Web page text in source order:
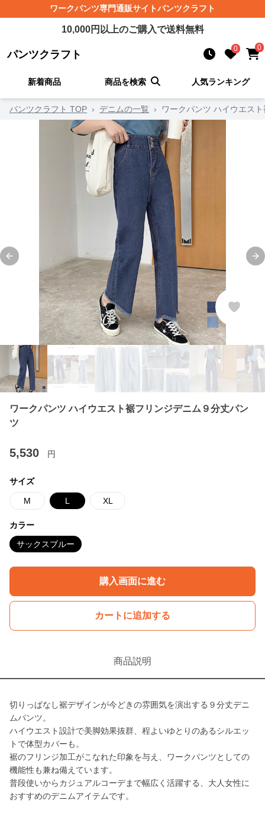
ワークパンツ専門通販サイトパンツクラフト
10,000円以上のご購入で送料無料
パンツクラフト 0 0
新着商品 商品を検索 人気ランキング
パンツクラフト TOP › デニムの一覧 › ワークパンツ ハイウエス
Previous slide
ワークパンツ ハイウエスト裾フリンジデニム９分丈パン
ツ
5,530 円
サイズ
M L XL
カラー
サックスブルー
購入画面に進む
カートに追加する
商品説明
切りっぱなし裾デザインが今どきの雰囲気を演出する９分丈デニ
ムパンツ。
ハイウエスト設計で美脚効果抜群、程よいゆとりのあるシルエッ
トで体型カバーも。
裾のフリンジ加工がこなれた印象を与え、ワークパンツとしての
機能性も兼ね備えています。
普段使いからカジュアルコーデまで幅広く活躍する、大人女性に
おすすめのデニムアイテムです。